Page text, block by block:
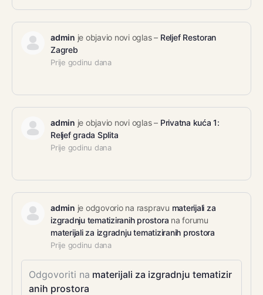
admin je objavio novi oglas – Reljef Restoran
Zagreb
Prije godinu dana
admin je objavio novi oglas – Privatna kuća 1:
Reljef grada Splita
Prije godinu dana
admin je odgovorio na raspravu materijali za
izgradnju tematiziranih prostora na forumu
materijali za izgradnju tematiziranih prostora
Prije godinu dana
Odgovoriti na materijali za izgradnju tematizir
anih prostora